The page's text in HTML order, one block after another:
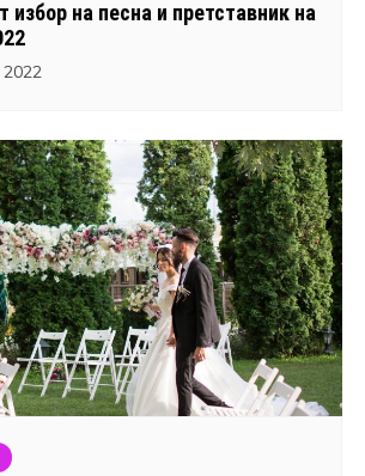
избор на песна и претставник на